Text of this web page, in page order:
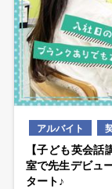
アルバイト
【子ども英会
室で先生デビュ
タート♪